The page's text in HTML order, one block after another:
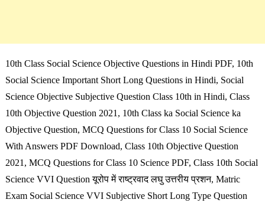
10th Class Social Science Objective Questions in Hindi PDF, 10th
Social Science Important Short Long Questions in Hindi, Social
Science Objective Subjective Question Class 10th in Hindi, Class
10th Objective Question 2021, 10th Class ka Social Science ka
Objective Question, MCQ Questions for Class 10 Social Science
With Answers PDF Download, Class 10th Objective Question
2021, MCQ Questions for Class 10 Science PDF, Class 10th Social
Science VVI Question यूरोप में राष्ट्रवाद लघु उत्तरीय प्रशन, Matric
Exam Social Science VVI Subjective Short Long Type Question